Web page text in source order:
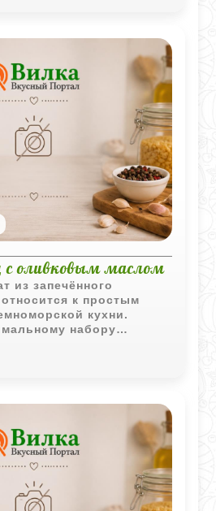
с оливковым маслом
из запечённого
к простым
кухни.
набору
овощей раскрывается
оливковое масло